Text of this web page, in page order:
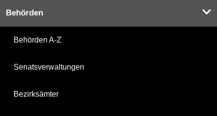
Behörden
Behörden A-Z
Senatsverwaltungen
Bezirksämter